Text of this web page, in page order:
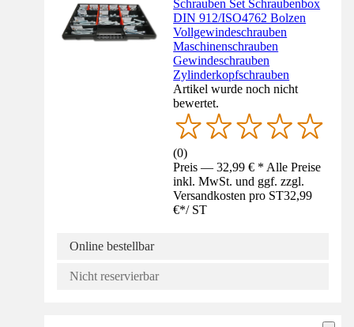
Schrauben Set Schraubenbox
DIN 912/ISO4762 Bolzen
Vollgewindeschrauben
Maschinenschrauben
Gewindeschrauben
Zylinderkopfschrauben
Artikel wurde noch nicht
bewertet.
(0)
Preis — 32,99 € * Alle Preise
inkl. MwSt. und ggf. zzgl.
Versandkosten pro ST32,99
€*/ ST
Online bestellbar
Nicht reservierbar